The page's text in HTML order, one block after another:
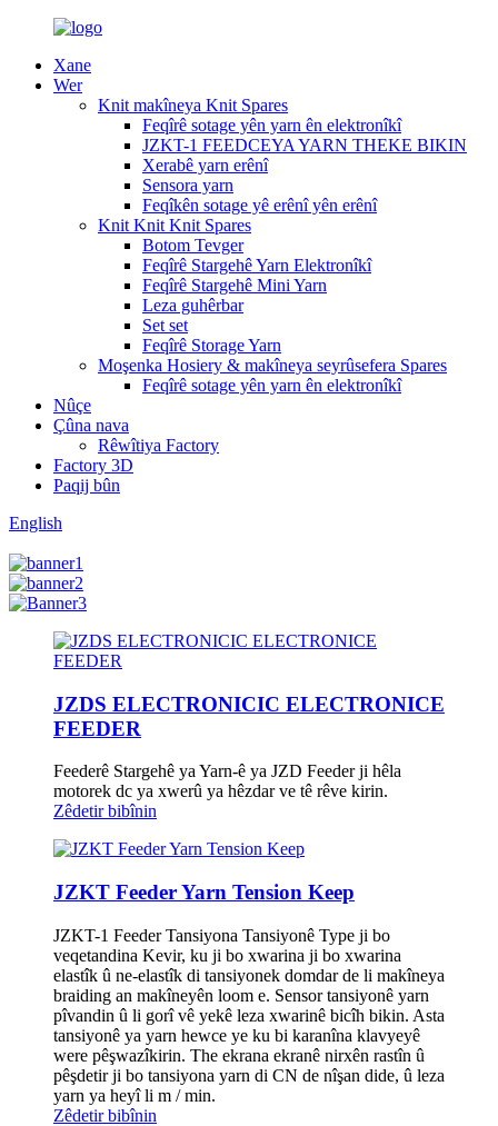
Xane
Wer
Knit makîneya Knit Spares
Feqîrê sotage yên yarn ên elektronîkî
JZKT-1 FEEDCEYA YARN THEKE BIKIN
Xerabê yarn erênî
Sensora yarn
Feqîkên sotage yê erênî yên erênî
Knit Knit Knit Spares
Botom Tevger
Feqîrê Stargehê Yarn Elektronîkî
Feqîrê Stargehê Mini Yarn
Leza guhêrbar
Set set
Feqîrê Storage Yarn
Moşenka Hosiery & makîneya seyrûsefera Spares
Feqîrê sotage yên yarn ên elektronîkî
Nûçe
Çûna nava
Rêwîtiya Factory
Factory 3D
Paqij bûn
English
JZDS ELECTRONICIC ELECTRONICE
FEEDER
Feederê Stargehê ya Yarn-ê ya JZD Feeder ji hêla
motorek dc ya xwerû ya hêzdar ve tê rêve kirin.
Zêdetir bibînin
JZKT Feeder Yarn Tension Keep
JZKT-1 Feeder Tansiyona Tansiyonê Type ji bo
veqetandina Kevir, ku ji bo xwarina ji bo xwarina
elastîk û ne-elastîk di tansiyonek domdar de li makîneya
braiding an makîneyên loom e. Sensor tansiyonê yarn
pîvandin û li gorî vê yekê leza xwarinê bicîh bikin. Asta
tansiyonê ya yarn hewce ye ku bi karanîna klavyeyê
were pêşwazîkirin. The ekrana ekranê nirxên rastîn û
pêşdetir ji bo tansiyona yarn di CN de nîşan dide, û leza
yarn ya heyî li m / min.
Zêdetir bibînin